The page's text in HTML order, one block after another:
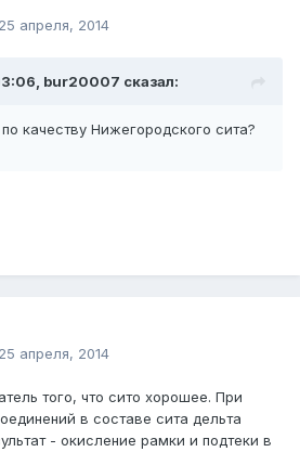
25 апреля, 2014
bur20007 сказал:
качеству Нижегородского сита?
25 апреля, 2014
того, что сито хорошее. При
в составе сита дельта
- окисление рамки и подтеки в